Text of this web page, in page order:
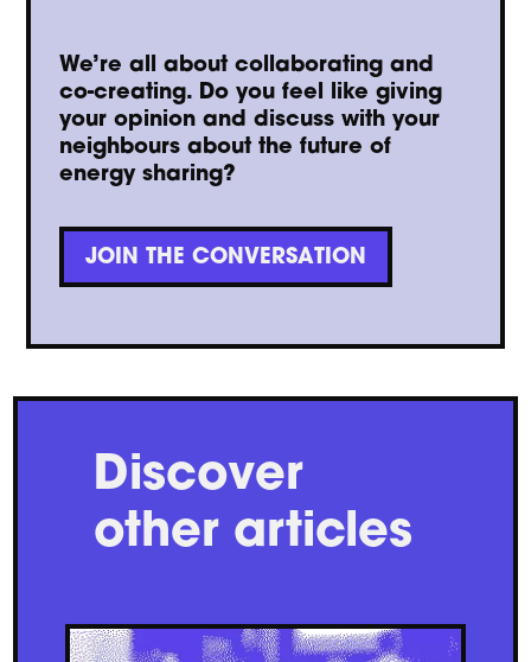
We’re all about collaborating and
co-creating. Do you feel like giving
your opinion and discuss with your
neighbours about the future of
energy sharing?
JOIN THE CONVERSATION
Discover
other articles